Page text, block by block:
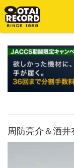
周防亮介＆酒